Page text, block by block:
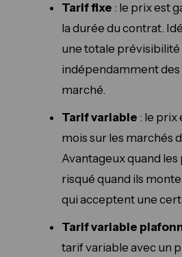
Tarif fixe : le prix est
la durée du contrat.
une totale
indépendamment
marché.
Tarif variable : le prix
mois sur les marchés
Avantageux quand
risqué quand ils
qui acceptent une
Tarif variable
tarif variable avec un